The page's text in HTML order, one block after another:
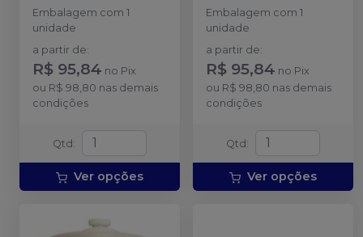
Embalagem com 1
unidade
a partir de:
R$ 95,84 no Pix
ou R$ 98,80 nas demais
condições
Qtd :
Ver opções
Embalagem com 1
unidade
a partir de:
R$ 95,84 no Pix
ou R$ 98,80 nas demais
condições
Qtd :
Ver opções